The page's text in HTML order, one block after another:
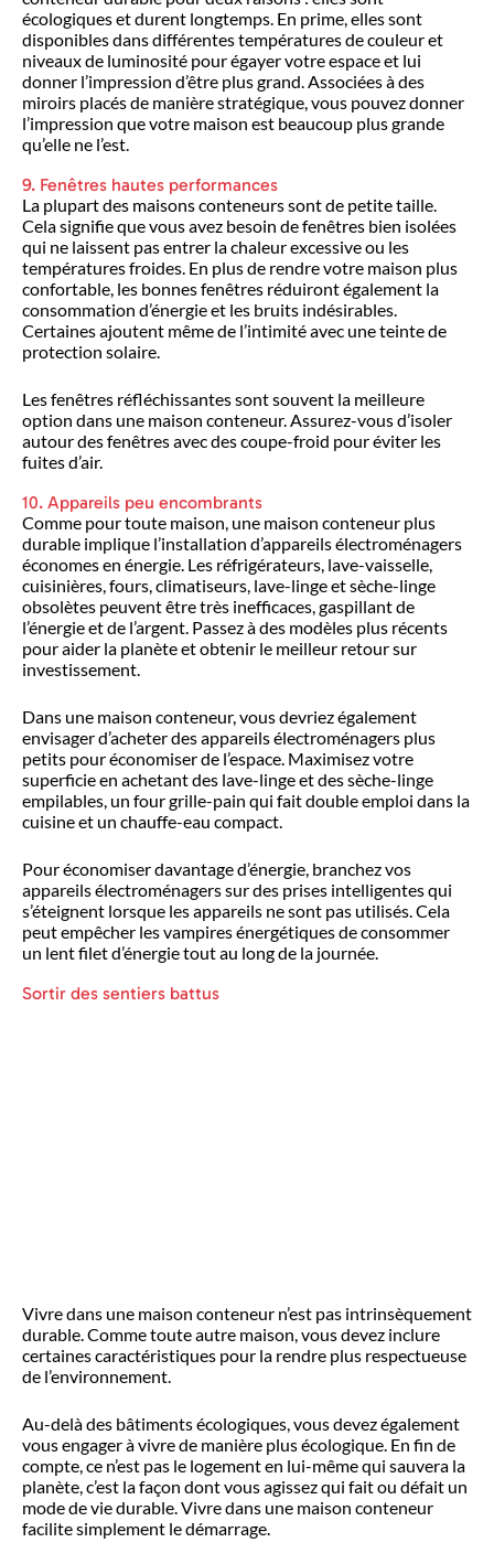
écologiques et durent longtemps. En prime, elles sont
disponibles dans différentes températures de couleur et
niveaux de luminosité pour égayer votre espace et lui
donner l’impression d’être plus grand. Associées à des
miroirs placés de manière stratégique, vous pouvez donner
l’impression que votre maison est beaucoup plus grande
qu’elle ne l’est.
9. Fenêtres hautes performances
La plupart des maisons conteneurs sont de petite taille.
Cela signifie que vous avez besoin de fenêtres bien isolées
qui ne laissent pas entrer la chaleur excessive ou les
températures froides. En plus de rendre votre maison plus
confortable, les bonnes fenêtres réduiront également la
consommation d’énergie et les bruits indésirables.
Certaines ajoutent même de l’intimité avec une teinte de
protection solaire.
Les fenêtres réfléchissantes sont souvent la meilleure
option dans une maison conteneur. Assurez-vous d’isoler
autour des fenêtres avec des coupe-froid pour éviter les
fuites d’air.
10. Appareils peu encombrants
Comme pour toute maison, une maison conteneur plus
durable implique l’installation d’appareils électroménagers
économes en énergie. Les réfrigérateurs, lave-vaisselle,
cuisinières, fours, climatiseurs, lave-linge et sèche-linge
obsolètes peuvent être très inefficaces, gaspillant de
l’énergie et de l’argent. Passez à des modèles plus récents
pour aider la planète et obtenir le meilleur retour sur
investissement.
Dans une maison conteneur, vous devriez également
envisager d’acheter des appareils électroménagers plus
petits pour économiser de l’espace. Maximisez votre
superficie en achetant des lave-linge et des sèche-linge
empilables, un four grille-pain qui fait double emploi dans la
cuisine et un chauffe-eau compact.
Pour économiser davantage d’énergie, branchez vos
appareils électroménagers sur des prises intelligentes qui
s’éteignent lorsque les appareils ne sont pas utilisés. Cela
peut empêcher les vampires énergétiques de consommer
un lent filet d’énergie tout au long de la journée.
Sortir des sentiers battus
Vivre dans une maison conteneur n’est pas intrinsèquement
durable. Comme toute autre maison, vous devez inclure
certaines caractéristiques pour la rendre plus respectueuse
de l’environnement.
Au-delà des bâtiments écologiques, vous devez également
vous engager à vivre de manière plus écologique. En fin de
compte, ce n’est pas le logement en lui-même qui sauvera la
planète, c’est la façon dont vous agissez qui fait ou défait un
mode de vie durable. Vivre dans une maison conteneur
facilite simplement le démarrage.